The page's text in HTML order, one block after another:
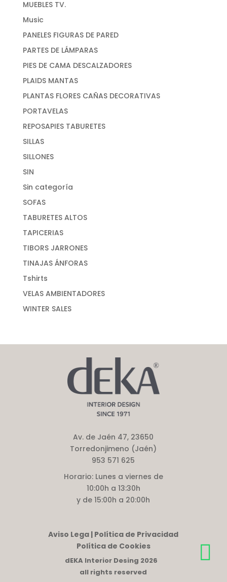
MUEBLES TV.
Music
PANELES FIGURAS DE PARED
PARTES DE LÁMPARAS
PIES DE CAMA DESCALZADORES
PLAIDS MANTAS
PLANTAS FLORES CAÑAS DECORATIVAS
PORTAVELAS
REPOSAPIES TABURETES
SILLAS
SILLONES
SIN
Sin categoría
SOFAS
TABURETES ALTOS
TAPICERIAS
TIBORS JARRONES
TINAJAS ÁNFORAS
Tshirts
VELAS AMBIENTADORES
WINTER SALES
Av. de Jaén 47, 23650
Torredonjimeno (Jaén)
953 571 625
Horario:Lunes a viernes de
10:00h a 13:30h
y de 15:00h a 20:00h
Aviso Lega | Política de Privacidad
Política de Cookies
dEKA Interior Desing 2026
all rights reserved